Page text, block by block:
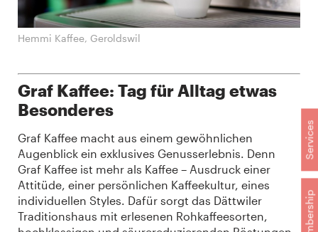
Membership
Services
Hemmi Kaffee, Geroldswil
Graf Kaffee: Tag für Alltag etwas
Besonderes
Graf Kaffee macht aus einem gewöhnlichen
Augenblick ein exklusives Genusserlebnis. Denn
Graf Kaffee ist mehr als Kaffee – Ausdruck einer
Attitüde, einer persönlichen Kaffeekultur, eines
individuellen Styles. Dafür sorgt das Dättwiler
Traditionshaus mit erlesenen Rohkaffeesorten,